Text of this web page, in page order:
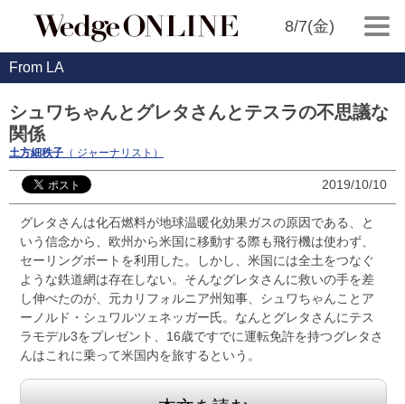
8/7(金)
From LA
シュワちゃんとグレタさんとテスラの不思議な
関係
土方細秩子 （ ジャーナリスト）
2019/10/10
グレタさんは化石燃料が地球温暖化効果ガスの原因である、と
いう信念から、欧州から米国に移動する際も飛行機は使わず、
セーリングボートを利用した。しかし、米国には全土をつなぐ
ような鉄道網は存在しない。そんなグレタさんに救いの手を差
し伸べたのが、元カリフォルニア州知事、シュワちゃんことア
ーノルド・シュワルツェネッガー氏。なんとグレタさんにテス
ラモデル3をプレゼント、16歳ですでに運転免許を持つグレタさ
んはこれに乗って米国内を旅するという。